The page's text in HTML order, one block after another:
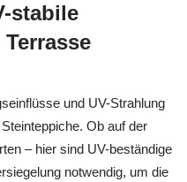
stabile
und UV-Strahlung
Ob auf der
– hier sind UV-beständige
notwendig, um die